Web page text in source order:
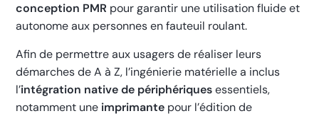
conception PMR pour garantir une utilisation fluide et
autonome aux personnes en fauteuil roulant.
Afin de permettre aux usagers de réaliser leurs
démarches de A à Z, l’ingénierie matérielle a inclus
l’intégration native de périphériquesessentiels,
notamment une imprimante pour l’édition de